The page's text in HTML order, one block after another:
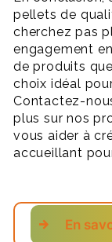
pellets de
cherchez pas
engagement
de produits
choix idéal
Contactez-
plus sur nos
vous aider à
accueillant
En